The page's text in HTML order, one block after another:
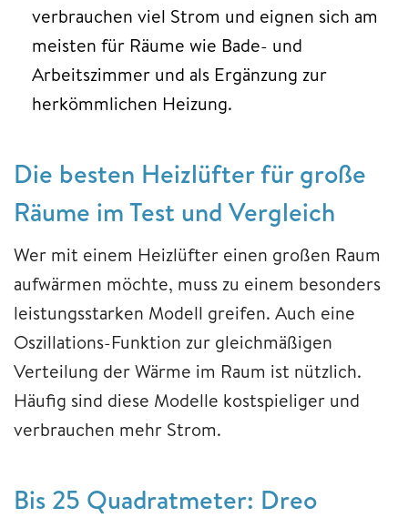
verbrauchen viel Strom und eignen sich am
meisten für Räume wie Bade- und
Arbeitszimmer und als Ergänzung zur
herkömmlichen Heizung.
Die besten Heizlüfter für große
Räume im Test und Vergleich
Wer mit einem Heizlüfter einen großen Raum
aufwärmen möchte, muss zu einem besonders
leistungsstarken Modell greifen. Auch eine
Oszillations-Funktion zur gleichmäßigen
Verteilung der Wärme im Raum ist nützlich.
Häufig sind diese Modelle kostspieliger und
verbrauchen mehr Strom.
Bis 25 Quadratmeter: Dreo